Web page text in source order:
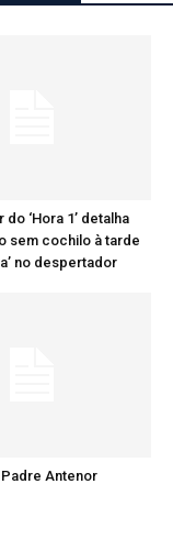
‘Hora 1’ detalha
sem cochilo à tarde
no despertador
Antenor